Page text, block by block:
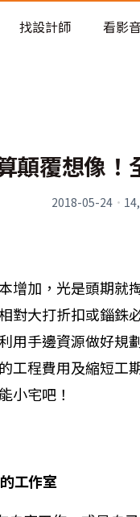
老屋預算分配與高
找設計師 看影
顛覆想像！
2018-05-24·
增加，光是頭期就
對大打折扣或錙銖
用手邊資源做好
工程費用及縮短工
小宅吧！
工作室